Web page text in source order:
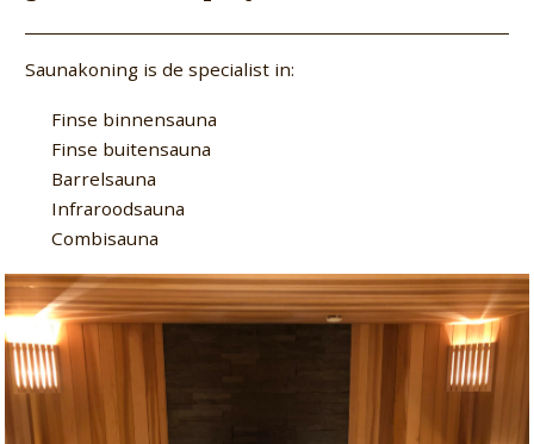
Saunakoning is de specialist in:
Finse binnensauna
Finse buitensauna
Barrelsauna
Infraroodsauna
Combisauna